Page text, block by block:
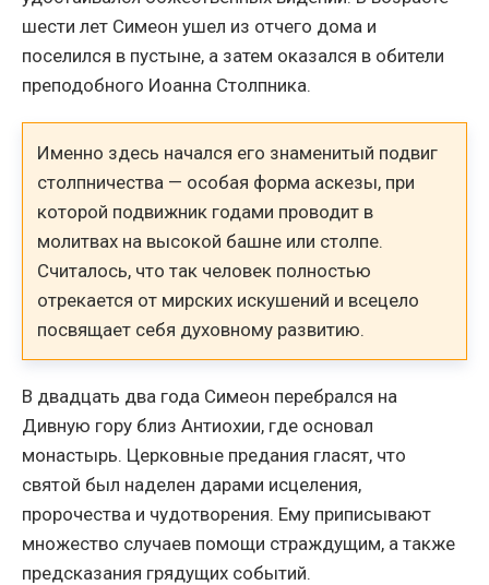
шести лет Симеон ушел из отчего дома и
поселился в пустыне, а затем оказался в обители
преподобного Иоанна Столпника.
Именно здесь начался его знаменитый подвиг
столпничества — особая форма аскезы, при
которой подвижник годами проводит в
молитвах на высокой башне или столпе.
Считалось, что так человек полностью
отрекается от мирских искушений и всецело
посвящает себя духовному развитию.
В двадцать два года Симеон перебрался на
Дивную гору близ Антиохии, где основал
монастырь. Церковные предания гласят, что
святой был наделен дарами исцеления,
пророчества и чудотворения. Ему приписывают
множество случаев помощи страждущим, а также
предсказания грядущих событий.